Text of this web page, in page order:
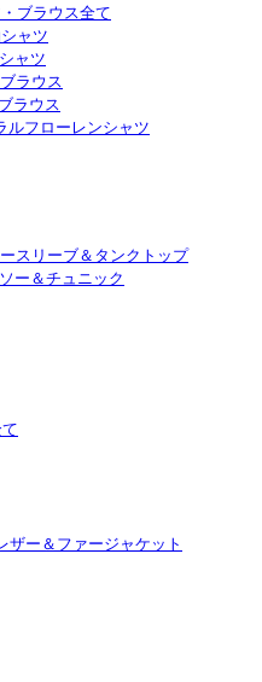
ブラウス全て
ャツ
ャツ
ラウス
ラウス
ルフローレンシャツ
スリーブ＆タンクトップ
ー＆チュニック
ザー＆ファージャケット